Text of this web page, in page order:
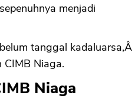
menjadi
tanggal kadaluarsa,Â
CIMB Niaga.
Niaga